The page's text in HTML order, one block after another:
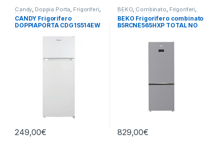
Candy, Doppia Porta, Frigoriferi,
Libera Installazione
CANDY Frigorifero
DOPPIAPORTA CDG1S514EW
249,00€
BEKO, Combinato, Frigoriferi,
Libera Installazione
BEKO Frigorifero combinato
B5RCNE565HXP TOTAL NO
829,00€